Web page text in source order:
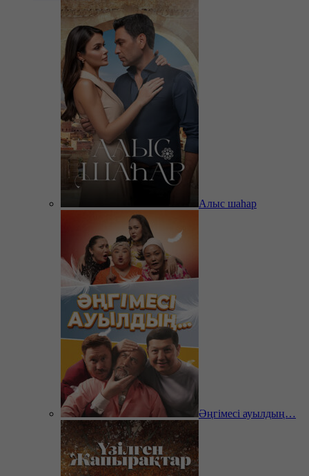
Алыс шаһар
Әңгімесі ауылдың…